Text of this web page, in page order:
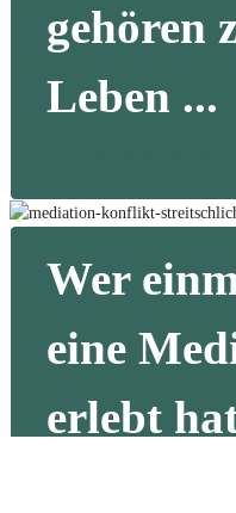
gehören
Leben ...
Wer
eine
erlebt